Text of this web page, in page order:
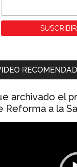
archivado el
Reforma a la